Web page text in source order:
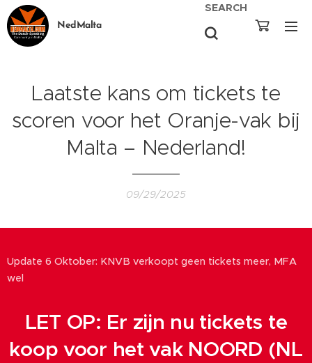
NedMalta
SEARCH
Laatste kans om tickets te
scoren voor het Oranje-vak bij
Malta – Nederland!
09/29/2025
Update 6 Oktober: KNVB verkoopt geen tickets meer, MFA
wel
LET OP: Er zijn nu tickets te
koop voor het vak NOORD (NL